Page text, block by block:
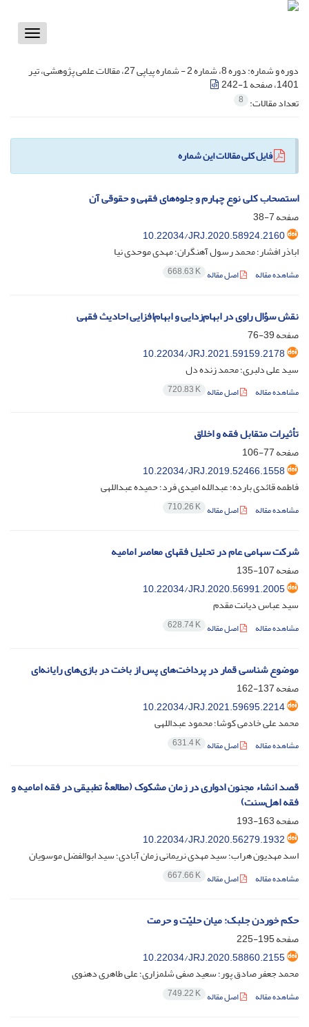
Toggle
دوره و شماره:
دوره 8، شماره 2 - شماره پیاپی 27، مقالات علمی پژوهشی، تیر
1401، صفحه 1-242
تعداد مقالات: 8
فایل کلی مقالات این شماره
استصحاب کلی نوع چهارم و جلوه‌های فقهی و حقوقی آن
صفحه7-38
10.22034/JRJ.2020.58924.2160
اباذر افشار؛ محمد رسول آهنگران؛ مهدی موحدی نیا
مشاهده مقاله اصل مقاله 668.63 K
نقش سؤال راوی در ابهام‌زدایی و ابهام‌افزایی احادیث فقهی
صفحه39-76
10.22034/JRJ.2021.59159.2178
سید علی دلبری؛ محمد زنده دل
مشاهده مقاله اصل مقاله 720.83 K
تأثیرات متقابل فقه و اخلاق
صفحه77-106
10.22034/JRJ.2019.52466.1558
فاطمه قائدی بارده؛ عبدالله امیدی فرد؛ حمیده عبداللهی
مشاهده مقاله اصل مقاله 710.26 K
شرکت سهامی عام در تحلیل فقهای معاصر امامیه
صفحه107-135
10.22034/JRJ.2020.56991.2005
سید عباس دیانت مقدم
مشاهده مقاله اصل مقاله 628.74 K
موضوع شناسی قمار در پرداخت‌های پس از باخت در بازی‌های رایانه‌ای
صفحه137-162
10.22034/JRJ.2021.59695.2214
محمد علی خادمی کوشا؛ محمود عبداللهی
مشاهده مقاله اصل مقاله 631.4 K
قصد انشاء مجنون ادواری در زمان مشکوک (مطالعۀ تطبیقی در فقه امامیه و
فقه اهل‌سنت)
صفحه163-193
10.22034/JRJ.2020.56279.1932
اسد مهدیون هراب؛ سید مهدی نریمانی زمان آبادی؛ سید ابوالفضل موسویان
مشاهده مقاله اصل مقاله 667.66 K
حکم خوردن جلبک: میان حلیّت و حرمت
صفحه195-225
10.22034/JRJ.2020.58860.2155
محمد جعفر صادق پور؛ سعید صفی شلمزاری؛ علی طاهری دهنوی
مشاهده مقاله اصل مقاله 749.22 K